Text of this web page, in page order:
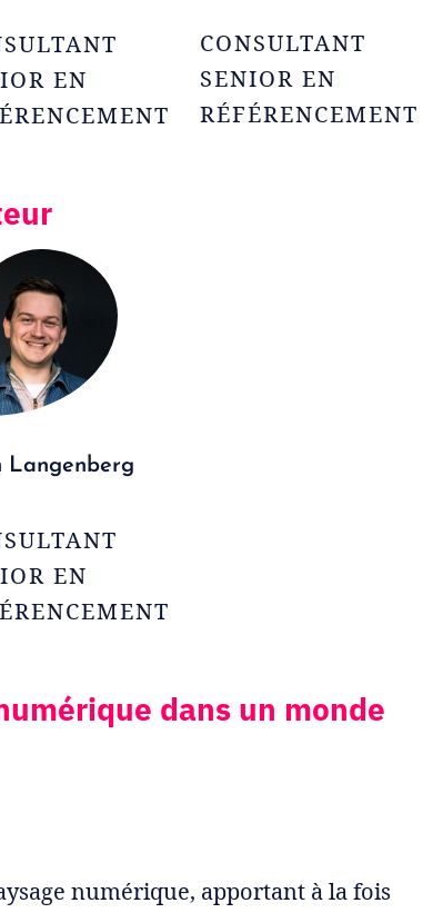
EN
CONSULTANT
SENIOR EN
RÉFÉRENCEMENT
Langenberg
EN
dans un monde
numérique, apportant à la fois